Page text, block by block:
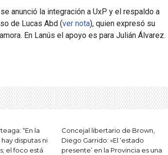
anunció la integración a UxP y el respaldo a
de Lucas Abd (ver nota), quien expresó su
En Lanús el apoyo es para Julián Álvarez.
“En la
disputas ni
el foco está
Concejal libertario de Brown,
Diego Garrido: «El ‘estado
presente’ en la Provincia es una